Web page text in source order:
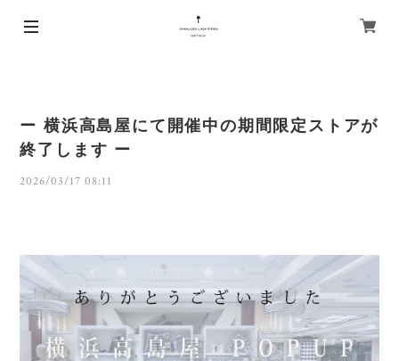
ー 横浜高島屋にて開催中の期間限定ストアが
終了します ー
2026/03/17 08:11